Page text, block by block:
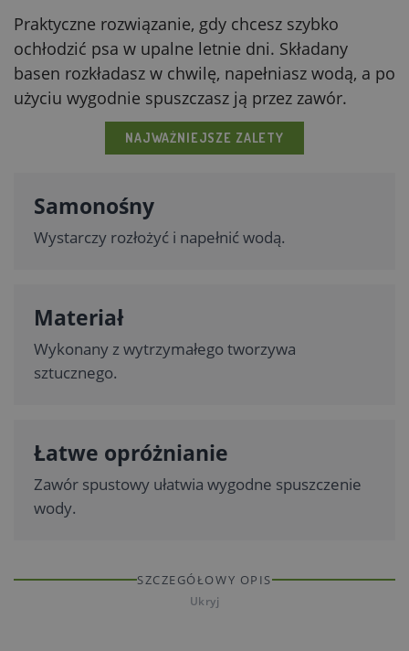
Praktyczne rozwiązanie, gdy chcesz szybko
ochłodzić psa w upalne letnie dni. Składany
basen rozkładasz w chwilę, napełniasz wodą, a po
użyciu wygodnie spuszczasz ją przez zawór.
NAJWAŻNIEJSZE ZALETY
Samonośny
Wystarczy rozłożyć i napełnić wodą.
Materiał
Wykonany z wytrzymałego tworzywa
sztucznego.
Łatwe opróżnianie
Zawór spustowy ułatwia wygodne spuszczenie
wody.
SZCZEGÓŁOWY OPIS
Ukryj